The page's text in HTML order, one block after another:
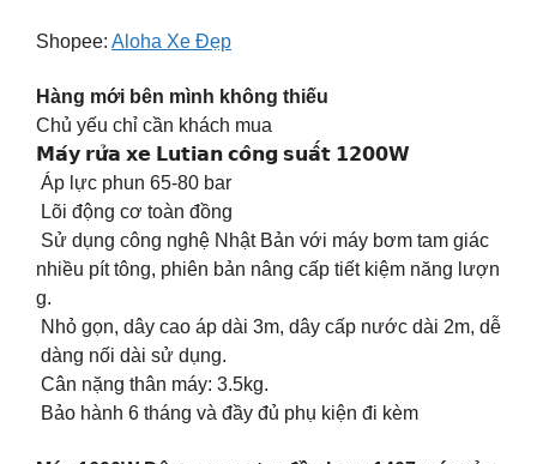
Shopee: Aloha Xe Đẹp
Hàng mới bên mình không thiếu
Chủ yếu chỉ cần khách mua
𝗠𝗮́𝘆 𝗿𝘂̛̉𝗮 𝘅𝗲 𝗟𝘂𝘁𝗶𝗮𝗻 𝗰𝗼̂𝗻𝗴 𝘀𝘂𝗮̂́𝘁 𝟭𝟮𝟬𝟬𝗪
Áp lực phun 65-80 bar
Lõi động cơ toàn đồng
Sử dụng công nghệ Nhật Bản với máy bơm tam giác
nhiều pít tông, phiên bản nâng cấp tiết kiệm năng lượn
g.
Nhỏ gọn, dây cao áp dài 3m, dây cấp nước dài 2m, dễ
dàng nối dài sử dụng.
Cân nặng thân máy: 3.5kg.
Bảo hành 6 tháng và đầy đủ phụ kiện đi kèm